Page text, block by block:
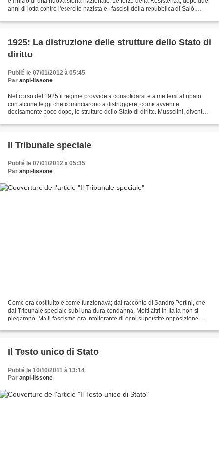
anni di lotta contro l'esercito nazista e i fascisti della repubblica di Salò,
1925: La distruzione delle strutture dello Stato di
diritto
Publié le 07/01/2012 à 05:45
Par anpi-lissone
Nel corso del 1925 il regime provvide a consolidarsi e a mettersi al riparo
con alcune leggi che cominciarono a distruggere, come avvenne
decisamente poco dopo, le strutture dello Stato di diritto. Mussolini, diventato
Il Tribunale speciale
Publié le 07/01/2012 à 05:35
Par anpi-lissone
Come era costituito e come funzionava; dal racconto di Sandro Pertini, che
dal Tribunale speciale subì una dura condanna. Molti altri in Italia non si
piegarono. Ma il fascismo era intollerante di ogni superstite opposizione. Gli
Il Testo unico di Stato
Publié le 10/10/2011 à 13:14
Par anpi-lissone